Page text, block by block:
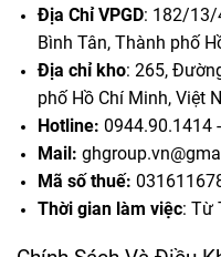
Địa Chỉ VPGD: 182/13/
Bình Tân, Thành phố
Địa chỉ kho: 265,
phố Hồ Chí Minh, Việt
Hotline: 0944.90.1414
Mail:
Mã số thuế:
Thời gian làm việc: Từ